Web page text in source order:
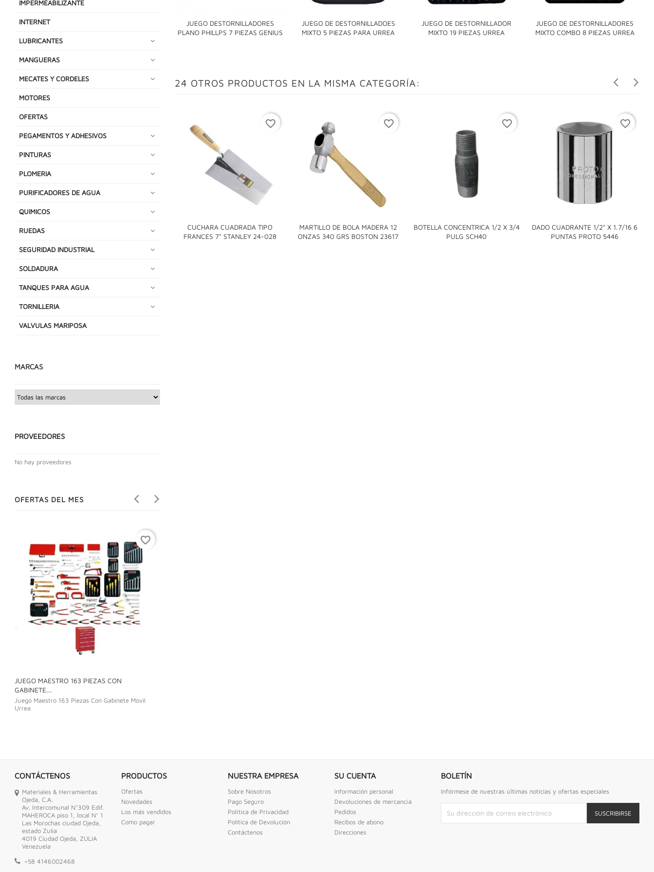
IMPERMEABILIZANTE
INTERNET
LUBRICANTES
MANGUERAS
MECATES Y CORDELES
MOTORES
OFERTAS
PEGAMENTOS Y ADHESIVOS
PINTURAS
PLOMERIA
PURIFICADORES DE AGUA
QUIMICOS
RUEDAS
SEGURIDAD INDUSTRIAL
SOLDADURA
TANQUES PARA AGUA
TORNILLERIA
VALVULAS MARIPOSA
MARCAS
PROVEEDORES
No hay proveedores
OFERTAS DEL MES
JUEGO MAESTRO 163 PIEZAS CON
GABINETE...
Juego Maestro 163 Piezas Con Gabinete Movil
Urrea
favorite_border
JUEGO DESTORNILLADORES
PLANO PHILLPS 7 PIEZAS GENIUS

JUEGO DE DESTORNILLADOES
MIXTO 5 PIEZAS PARA URREA

JUEGO DE DESTORNILLADOR
MIXTO 19 PIEZAS URREA

JUEGO DE DESTORNILLADORES
MIXTO COMBO 8 PIEZAS URREA

24 OTROS PRODUCTOS EN LA MISMA CATEGORÍA:
CUCHARA CUADRADA TIPO
FRANCES 7" STANLEY 24-028

favorite_border
MARTILLO DE BOLA MADERA 12
ONZAS 340 GRS BOSTON 23617

favorite_border
BOTELLA CONCENTRICA 1/2 X 3/4
PULG SCH40

favorite_border
DADO CUADRANTE 1/2" X 1.7/16 6
PUNTAS PROTO 5446

favorite_border
CONTÁCTENOS
Materiales & Herramientas
Ojeda, C.A.
Av. Intercomunal N°309 Edif.
MAHEROCA piso 1, local N° 1
Las Morochas ciudad Ojeda,
estado Zulia
4019 Ciudad Ojeda, ZULIA
Venezuela
+58 4146002468
PRODUCTOS
Ofertas
Novedades
Los más vendidos
Como pagar
NUESTRA EMPRESA
Sobre Nosotros
Pago Seguro
Política de Privacidad
Politica de Devolución
Contáctenos
SU CUENTA
Información personal
Devoluciones de mercancía
Pedidos
Recibos de abono
Direcciones
BOLETÍN
Infórmese de nuestras últimas noticias y ofertas especiales